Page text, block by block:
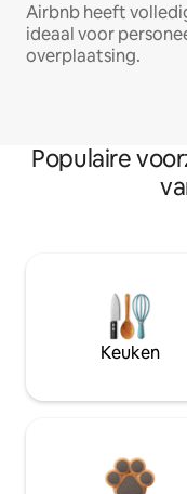
Airbnb heeft
ideaal voor
overplaatsing.
Populaire
Keuken